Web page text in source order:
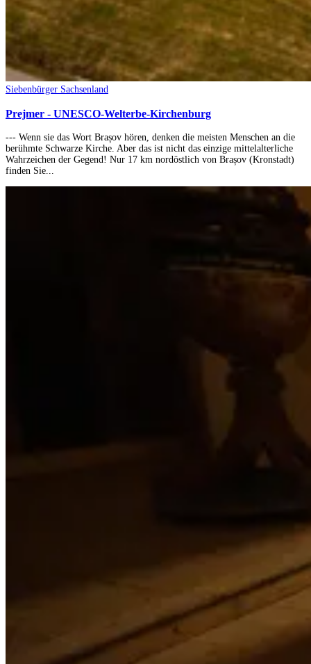
Siebenbürger Sachsenland
Prejmer - UNESCO-Welterbe-Kirchenburg
--- Wenn sie das Wort Brașov hören, denken die meisten Menschen an die
berühmte Schwarze Kirche. Aber das ist nicht das einzige mittelalterliche
Wahrzeichen der Gegend! Nur 17 km nordöstlich von Brașov (Kronstadt)
finden Sie...